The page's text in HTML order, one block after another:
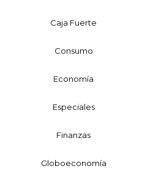
Caja Fuerte
Consumo
Economía
Especiales
Finanzas
Globoeconomía